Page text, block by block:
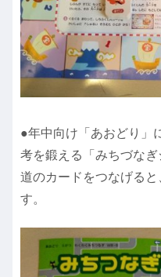
●年中向け「あおどり」
考を鍛える「みちづな
道のカードをつなげる
す。